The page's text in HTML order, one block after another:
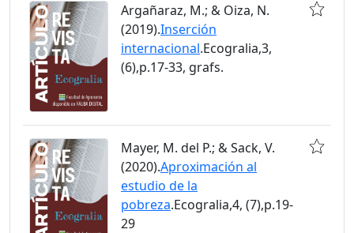
Argañaraz, M.; & Oiza, N.
(2019).Inserción
internacional.Ecogralia,3,
(6),p.17-33, grafs.
Mayer, M. del P.; & Sack, V.
(2020).Aproximación al
estudio de la
pobreza.Ecogralia,4, (7),p.19-
29